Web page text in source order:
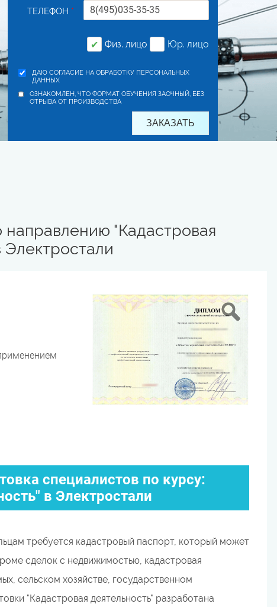
ТЕЛЕФОН *
✔ Физ. лицо Юр. лицо
ДАЮ СОГЛАСИЕ НА ОБРАБОТКУ ПЕРСОНАЛЬНЫХ
ДАННЫХ
ОЗНАКОМЛЕН, ЧТО ФОРМАТ ОБУЧЕНИЯ ЗАОЧНЫЙ, БЕЗ
ОТРЫВА ОТ ПРОИЗВОДСТВА
"Кадастровая
Электростали
специалистов по курсу:
в Электростали
требуется кадастровый паспорт, который может
сделок с недвижимостью, кадастровая
сельском хозяйстве, государственном
"Кадастровая деятельность" разработана